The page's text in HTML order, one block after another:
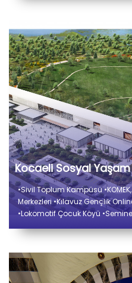
Kocaeli Sosyal
•Sivil Toplum Kampüsü
Merkezleri •Kılavuz Gençlik
•Lokomotif Çocuk Köyü